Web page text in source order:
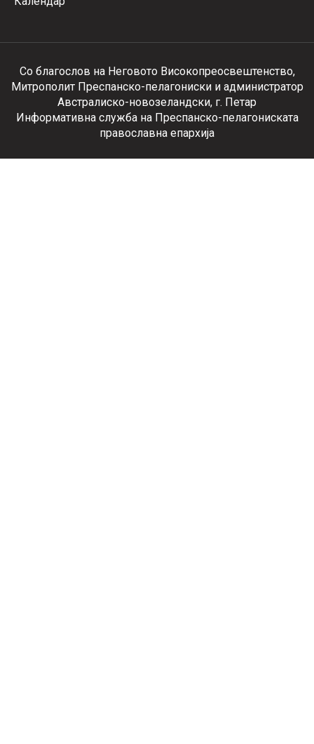
Со благослов на Неговото Високопреосвештенство,
Митрополит Преспанско-пелагониски и администратор
Австралиско-новозеландски, г. Петар
Информативна служба на Преспанско-пелагониската
православна епархија